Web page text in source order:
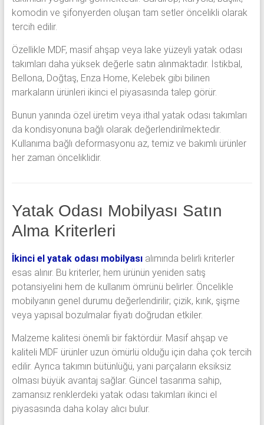
komodin ve şifonyerden oluşan tam setler öncelikli olarak
tercih edilir.
Özellikle MDF, masif ahşap veya lake yüzeyli yatak odası
takımları daha yüksek değerle satın alınmaktadır. İstikbal,
Bellona, Doğtaş, Enza Home, Kelebek gibi bilinen
markaların ürünleri ikinci el piyasasında talep görür.
Bunun yanında özel üretim veya ithal yatak odası takımları
da kondisyonuna bağlı olarak değerlendirilmektedir.
Kullanıma bağlı deformasyonu az, temiz ve bakımlı ürünler
her zaman önceliklidir.
Yatak Odası Mobilyası Satın
Alma Kriterleri
İkinci el yatak odası mobilyasıalımında belirli kriterler
esas alınır. Bu kriterler, hem ürünün yeniden satış
potansiyelini hem de kullanım ömrünü belirler. Öncelikle
mobilyanın genel durumu değerlendirilir; çizik, kırık, şişme
veya yapısal bozulmalar fiyatı doğrudan etkiler.
Malzeme kalitesi önemli bir faktördür. Masif ahşap ve
kaliteli MDF ürünler uzun ömürlü olduğu için daha çok tercih
edilir. Ayrıca takımın bütünlüğü, yani parçaların eksiksiz
olması büyük avantaj sağlar. Güncel tasarıma sahip,
zamansız renklerdeki yatak odası takımları ikinci el
piyasasında daha kolay alıcı bulur.